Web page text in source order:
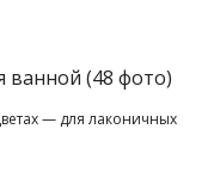
— для лаконичных